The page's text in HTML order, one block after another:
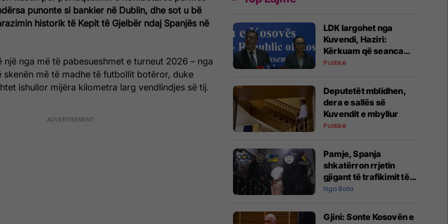
punonte si bankier në Dublin, dhe sot u bë
historik të Kepit të Gjelbër ndaj Spanjës në
një nga më të pabesueshmet e turneut 2026 – nga
skenën më të madhe të futbollit botëror, duke
ishullor mijëra kilometra larg vendlindjes së tij.
LDK largohet nga
Kuvendi, Haziri:
Kërkuam që seanca
konstituive të mbahet
Politikë
Deputetët mblidhen,
dera e sallës së
Kuvendit e mbyllur
Politikë
Pamje, Spanja
shkatërron rrjetin
gjigant të trafikimit të
emigrantëve dhe
Nga Bota
Gjini: Sonte Kosovën e